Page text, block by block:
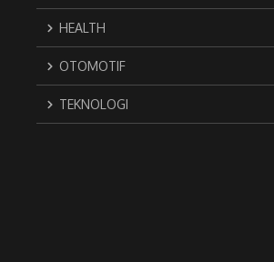
HEALTH
OTOMOTIF
TEKNOLOGI